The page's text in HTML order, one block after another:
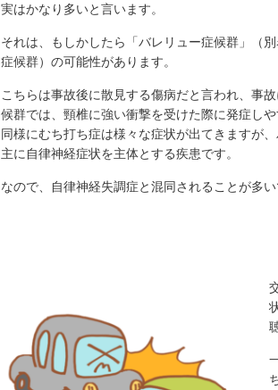
実はかなり多いと言います。
それは、もしかしたら「バレリュー症候群」（
症候群）の可能性があります。
こちらは事故後に散見する傷病だと言われ、事
候群では、頸椎に強い衝撃を受けた際に発症しや
同様にむち打ち症は様々な症状が出てきますが
主に自律神経症状を主体とする疾患です。
なので、自律神経失調症と混同されることが多い